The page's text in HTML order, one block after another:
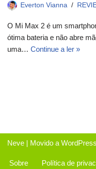
Everton Vianna
O Mi Max 2 é um
ótima bateria e não abre
uma… Continue a ler »
Neve | Movido a WordPress
Sobre Política de